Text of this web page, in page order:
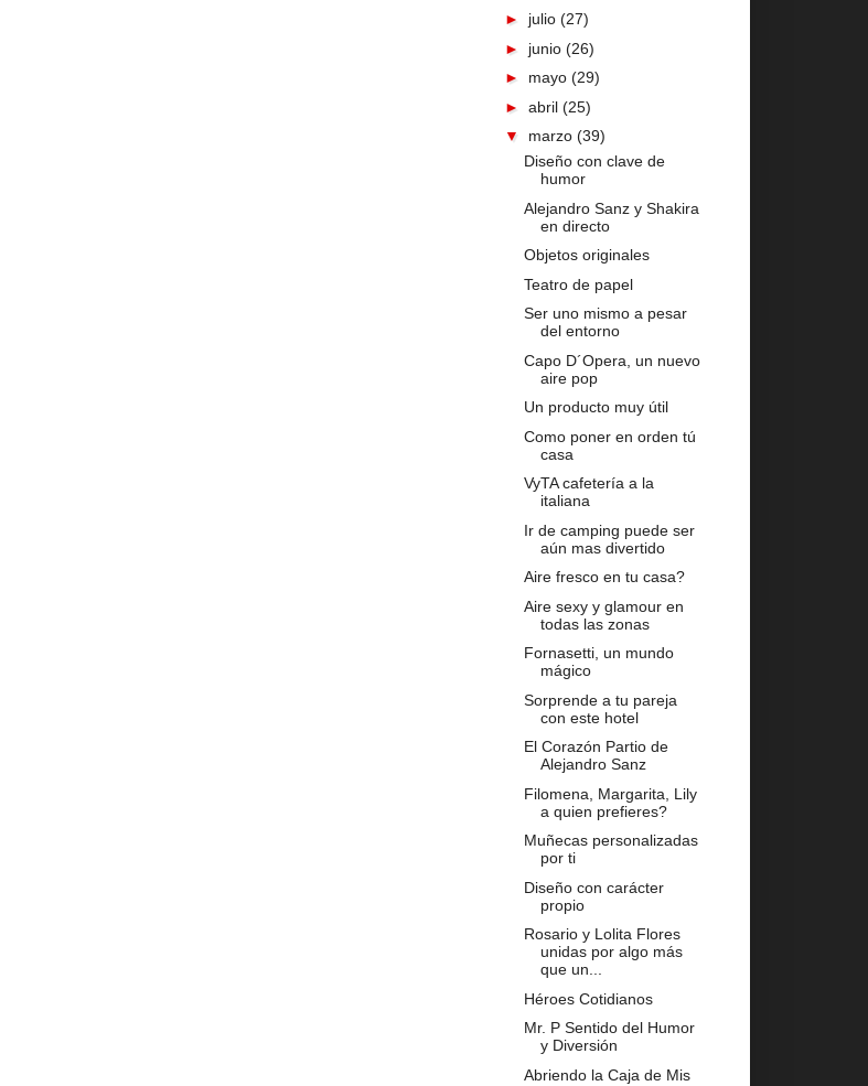
► julio (27)
► junio (26)
► mayo (29)
► abril (25)
▼ marzo (39)
Diseño con clave de
humor
Alejandro Sanz y Shakira
en directo
Objetos originales
Teatro de papel
Ser uno mismo a pesar
del entorno
Capo D´Opera, un nuevo
aire pop
Un producto muy útil
Como poner en orden tú
casa
VyTA cafetería a la
italiana
Ir de camping puede ser
aún mas divertido
Aire fresco en tu casa?
Aire sexy y glamour en
todas las zonas
Fornasetti, un mundo
mágico
Sorprende a tu pareja
con este hotel
El Corazón Partio de
Alejandro Sanz
Filomena, Margarita, Lily
a quien prefieres?
Muñecas personalizadas
por ti
Diseño con carácter
propio
Rosario y Lolita Flores
unidas por algo más
que un...
Héroes Cotidianos
Mr. P Sentido del Humor
y Diversión
Abriendo la Caja de Mis